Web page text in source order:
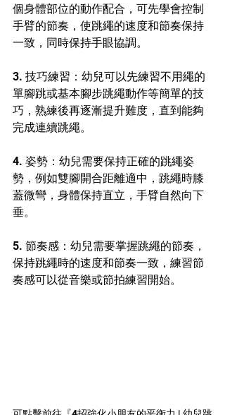
個身體部位的動作配合，可先學會控制
手臂的節奏，使跳繩的速度和節奏保持
一致，同時保持手眼協調。
3. 技巧練習：幼兒可以先練習不用繩的
單腳跳或基本腳步跳繩動作等簡單的技
巧，熟練後再逐漸提升難度，直到能夠
完成連續跳繩。
4. 姿勢：幼兒需要保持正確的跳繩姿
勢，例如雙腳開合距離適中，跳繩時膝
蓋微彎，身體保持直立，手臂自然向下
垂。
5. 節奏感：幼兒需要掌握跳繩的節奏，
保持跳繩時的速度和節奏一致，練習節
奏感可以從音樂或節拍練習開始。